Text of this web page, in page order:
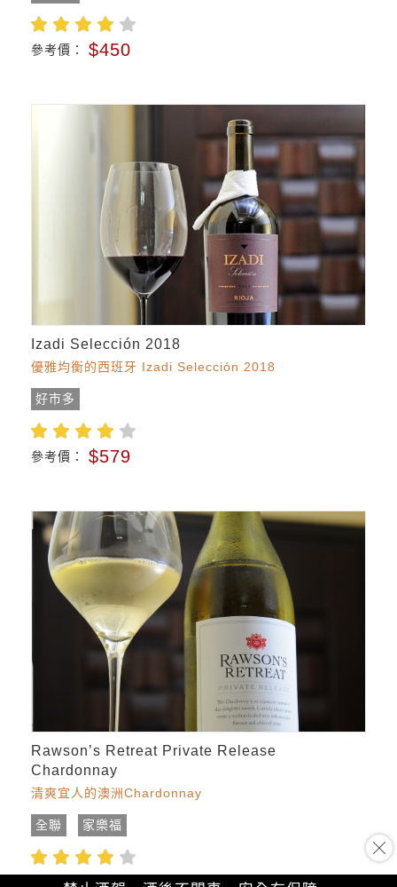
參考價： $450
Izadi Selección 2018
優雅均衡的西班牙 Izadi Selección 2018
好市多
參考價： $579
Rawson’s Retreat Private Release
Chardonnay
清爽宜人的澳洲Chardonnay
全聯 家樂福
參考價： $599